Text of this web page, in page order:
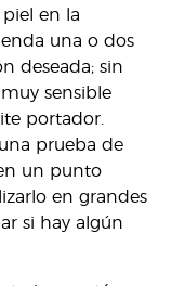
en la
una o dos
deseada; sin
sensible
portador.
prueba de
un punto
en grandes
si hay algún